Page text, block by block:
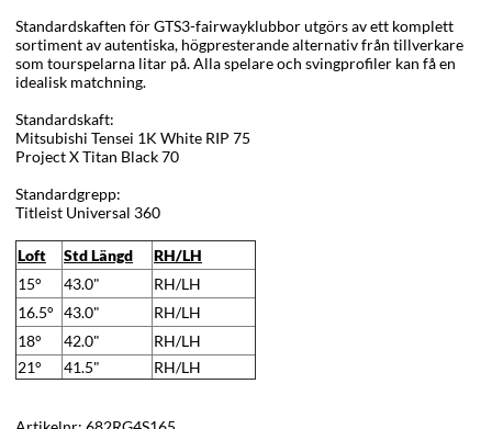
Standardskaften för GTS3-fairwayklubbor utgörs av ett komplett
sortiment av autentiska, högpresterande alternativ från tillverkare
som tourspelarna litar på. Alla spelare och svingprofiler kan få en
idealisk matchning.
Standardskaft:
Mitsubishi Tensei 1K White RIP 75
Project X Titan Black 70
Standardgrepp:
Titleist Universal 360
Loft Std Längd
RH/LH
15°
43.0"
RH/LH
16.5° 43.0"
RH/LH
18°
42.0"
RH/LH
21°
41.5" RH/LH